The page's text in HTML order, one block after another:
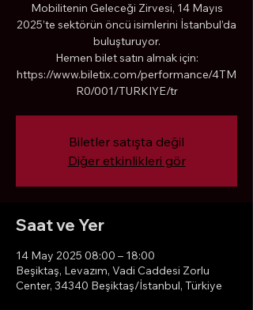
Mobilitenin Geleceği Zirvesi, 14 Mayıs
2025’te sektörün öncü isimlerini İstanbul’da
buluşturuyor.
Hemen bilet satın almak için:
https://www.biletix.com/performance/4TM
R0/001/TURKIYE/tr
Biletler satışta değil
Diğer etkinlikleri gör
Saat ve Yer
14 May 2025 08:00 – 18:00
Beşiktaş, Levazım, Vadi Caddesi Zorlu
Center, 34340 Beşiktaş/İstanbul, Türkiye